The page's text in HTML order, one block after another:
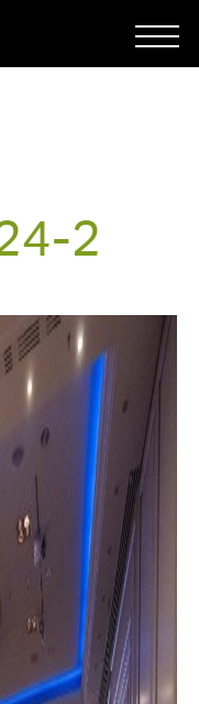
2